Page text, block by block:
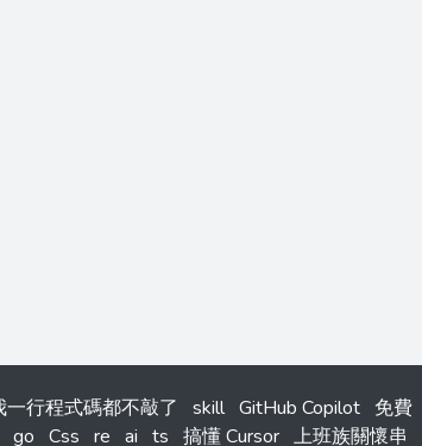
一行程式碼都不敲了 skill GitHub Copilot 免費
go Css re ai ts 搞懂 Cursor 上班族關懷串